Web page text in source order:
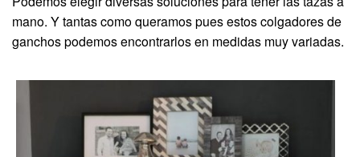
mano. Y tantas como queramos pues estos colgadores de
ganchos podemos encontrarlos en medidas muy variadas.